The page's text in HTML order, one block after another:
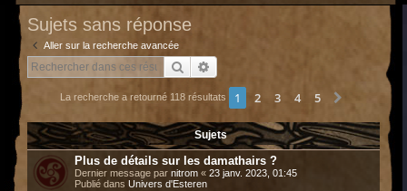
c
h
Sujets sans réponse
Aller sur la recherche avancée
Rechercher
La recherche a retourné 118 résultats 1 2 3 4 5
Sujets
Plus de détails sur les damathairs ?
Dernier message par nitrom « 23 janv. 2023, 01:45
Publié dans Univers d'Esteren